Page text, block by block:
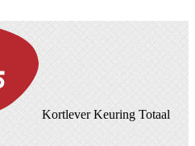
Kortlever Keuring Totaal